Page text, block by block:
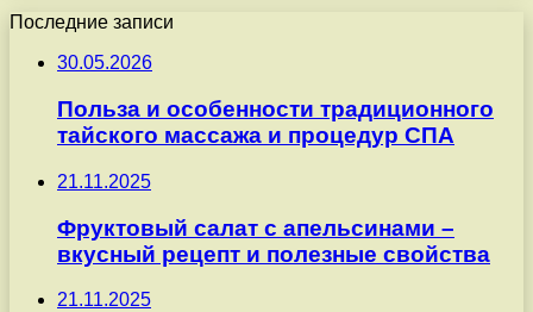
Последние записи
30.05.2026
Польза и особенности традиционного
тайского массажа и процедур СПА
21.11.2025
Фруктовый салат с апельсинами –
вкусный рецепт и полезные свойства
21.11.2025